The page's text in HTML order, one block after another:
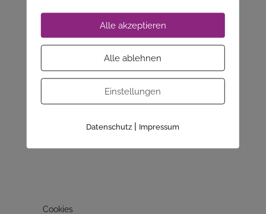
Cookies
Alle akzeptieren
Alle ablehnen
Einstellungen
Datenschutz | Impressum